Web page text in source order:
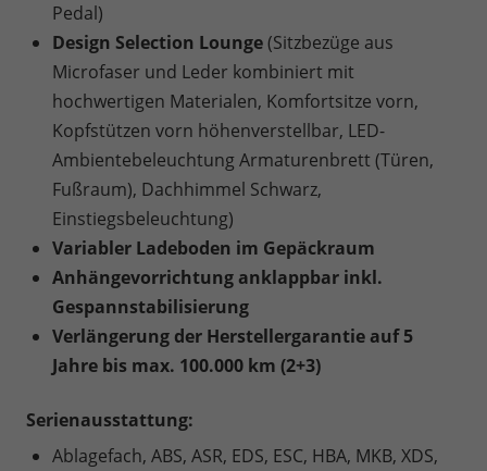
Pedal)
Design Selection Lounge(Sitzbezüge aus
Microfaser und Leder kombiniert mit
hochwertigen Materialen, Komfortsitze vorn,
Kopfstützen vorn höhenverstellbar, LED-
Ambientebeleuchtung Armaturenbrett (Türen,
Fußraum), Dachhimmel Schwarz,
Einstiegsbeleuchtung)
Variabler Ladeboden im Gepäckraum
Anhängevorrichtung anklappbar inkl.
Gespannstabilisierung
Verlängerung der Herstellergarantie auf 5
Jahre bis max. 100.000 km (2+3)
Serienausstattung:
Ablagefach, ABS, ASR, EDS, ESC, HBA, MKB, XDS,